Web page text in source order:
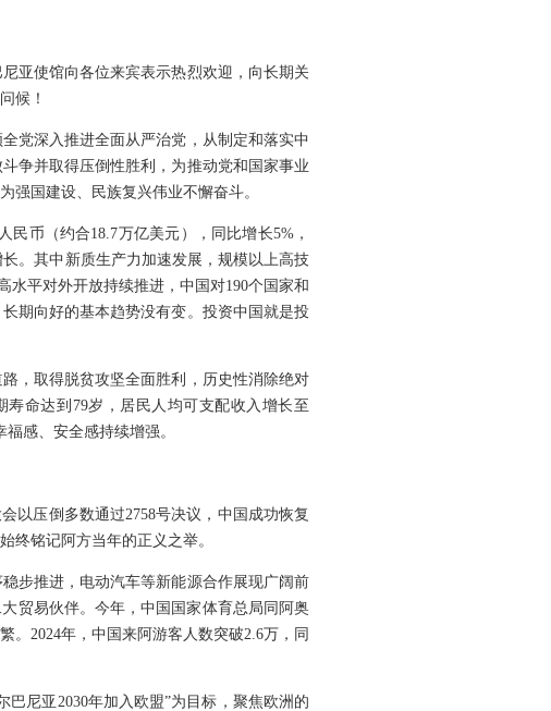
亚使馆向各位来宾表示热烈欢迎，向长期关
候！
党深入推进全面从严治党，从制定和落实中
争并取得压倒性胜利，为推动党和国家事业
强国建设、民族复兴伟业不懈奋斗。
币（约合18.7万亿美元），同比增长5%，
。其中新质生产力加速发展，规模以上高技
水平对外开放持续推进，中国对190个国家和
期向好的基本趋势没有变。投资中国就是投
，取得脱贫攻坚全面胜利，历史性消除绝对
命达到79岁，居民人均可支配收入增长至
感、安全感持续增强。
以压倒多数通过2758号决议，中国成功恢复
终铭记阿方当年的正义之举。
步推进，电动汽车等新能源合作展现广阔前
贸易伙伴。今年，中国国家体育总局同阿奥
2024年，中国来阿游客人数突破2.6万，同
尼亚2030年加入欧盟”为目标，聚焦欧洲的